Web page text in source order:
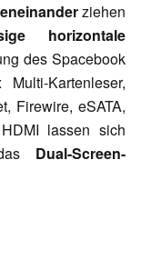
ziehen
horizontale
des Spacebook
Kartenleser,
Firewire, eSATA,
lassen sich
Dual-Screen-